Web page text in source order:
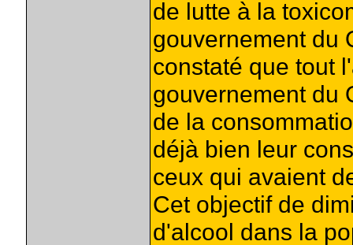
de lutte à la
gouvernement du
constaté que tout
gouvernement du
de la
déjà bien leur
ceux qui avaient
Cet objectif de
d'alcool dans la